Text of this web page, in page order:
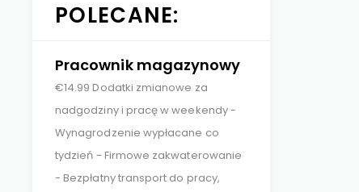
POLECANE:
Pracownik magazynowy
€14.99 Dodatki zmianowe za
nadgodziny i pracę w weekendy -
Wynagrodzenie wypłacane co
tydzień - Firmowe zakwaterowanie
- Bezpłatny transport do pracy,